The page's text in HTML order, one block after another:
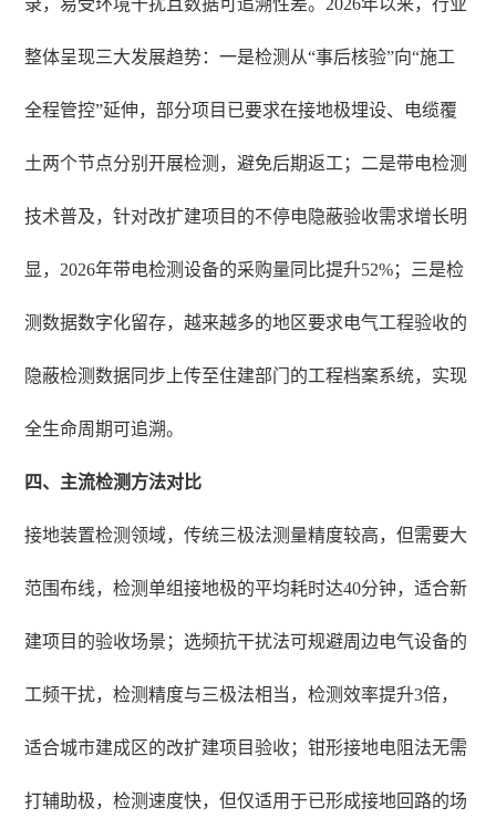
录，易受环境干扰且数据可追溯性差。2026年以来，行业
整体呈现三大发展趋势：一是检测从“事后核验”向“施工
全程管控”延伸，部分项目已要求在接地极埋设、电缆覆
土两个节点分别开展检测，避免后期返工；二是带电检测
技术普及，针对改扩建项目的不停电隐蔽验收需求增长明
显，2026年带电检测设备的采购量同比提升52%；三是检
测数据数字化留存，越来越多的地区要求电气工程验收的
隐蔽检测数据同步上传至住建部门的工程档案系统，实现
全生命周期可追溯。
四、主流检测方法对比
接地装置检测领域，传统三极法测量精度较高，但需要大
范围布线，检测单组接地极的平均耗时达40分钟，适合新
建项目的验收场景；选频抗干扰法可规避周边电气设备的
工频干扰，检测精度与三极法相当，检测效率提升3倍，
适合城市建成区的改扩建项目验收；钳形接地电阻法无需
打辅助极，检测速度快，但仅适用于已形成接地回路的场